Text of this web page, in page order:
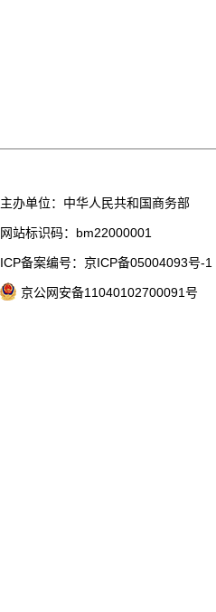
主办单位：中华人民共和国商务部
网站标识码：bm22000001
ICP备案编号：京ICP备05004093号-1
京公网安备11040102700091号